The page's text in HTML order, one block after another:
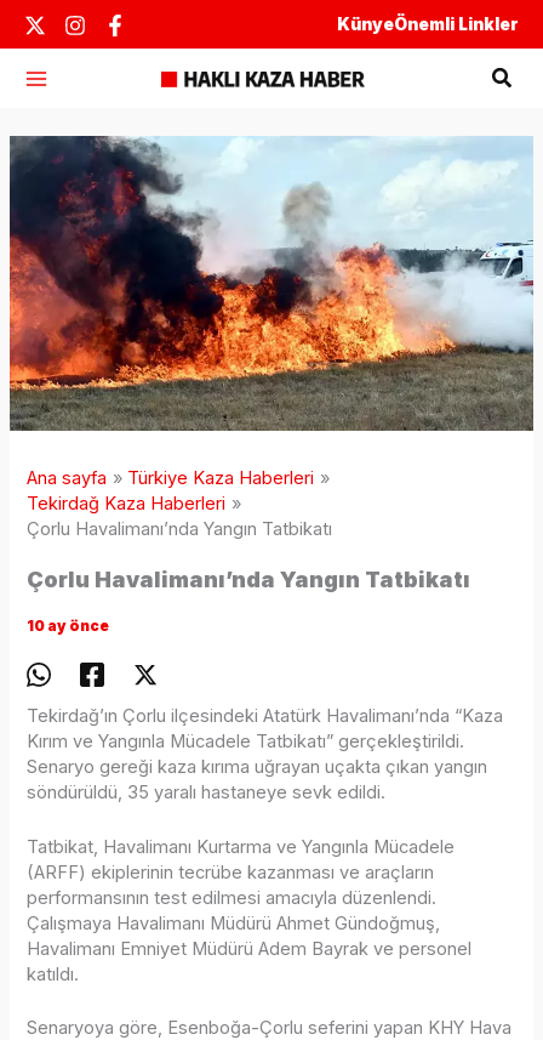
İçeriğe
atla
KünyeÖnemli Linkler
Ana sayfa
Türkiye Kaza Haberleri
Tekirdağ Kaza Haberleri
Çorlu Havalimanı’nda Yangın Tatbikatı
Çorlu Havalimanı’nda Yangın Tatbikatı
10 ay önce
Tekirdağ’ın Çorlu ilçesindeki Atatürk Havalimanı’nda “Kaza
Kırım ve Yangınla Mücadele Tatbikatı” gerçekleştirildi.
Senaryo gereği kaza kırıma uğrayan uçakta çıkan yangın
söndürüldü, 35 yaralı hastaneye sevk edildi.
Tatbikat, Havalimanı Kurtarma ve Yangınla Mücadele
(ARFF) ekiplerinin tecrübe kazanması ve araçların
performansının test edilmesi amacıyla düzenlendi.
Çalışmaya Havalimanı Müdürü Ahmet Gündoğmuş,
Havalimanı Emniyet Müdürü Adem Bayrak ve personel
katıldı.
Senaryoya göre, Esenboğa-Çorlu seferini yapan KHY Hava